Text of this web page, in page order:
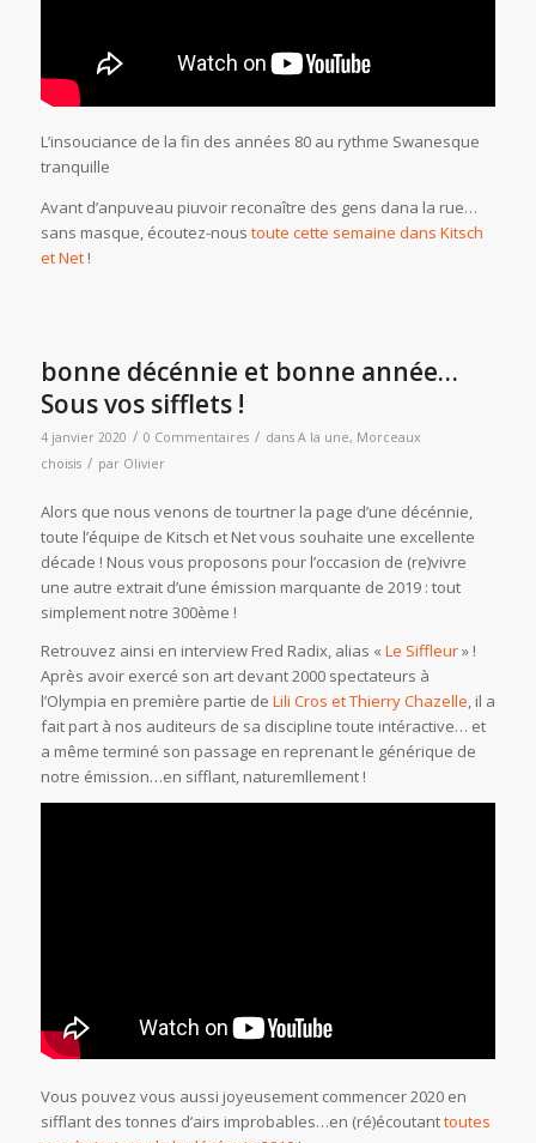
L’insouciance de la fin des années 80 au rythme Swanesque
tranquille
Avant d’anpuveau piuvoir reconaître des gens dana la rue…
sans masque, écoutez-nous toute cette semaine dans Kitsch
et Net!
bonne décénnie et bonne année…
Sous vos sifflets !
4 janvier 2020 / 0 Commentaires / dans A la une, Morceaux
choisis / par Olivier
Alors que nous venons de tourtner la page d’une décénnie,
toute l’équipe de Kitsch et Net vous souhaite une excellente
décade ! Nous vous proposons pour l’occasion de (re)vivre
une autre extrait d’une émission marquante de 2019 : tout
simplement notre 300ème !
Retrouvez ainsi en interview Fred Radix, alias «Le Siffleur» !
Après avoir exercé son art devant 2000 spectateurs à
l’Olympia en première partie de Lili Cros et Thierry Chazelle, il a
fait part à nos auditeurs de sa discipline toute intéractive… et
a même terminé son passage en reprenant le générique de
notre émission…en sifflant, naturemllement !
Vous pouvez vous aussi joyeusement commencer 2020 en
sifflant des tonnes d’airs improbables…en (ré)écoutanttoutes